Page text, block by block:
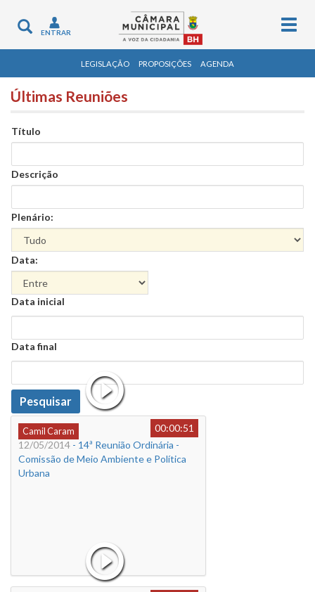
Toggle
navigation
ENTRAR
LEGISLAÇÃO PROPOSIÇÕES AGENDA
Últimas Reuniões
Título
Descrição
Plenário:
Data:
Data
Data inicial
Data
Data final
Data
Pesquisar
Camil Caram
00:00:51
12/05/2014 - 14ª Reunião Ordinária -
Comissão de Meio Ambiente e Política
Urbana